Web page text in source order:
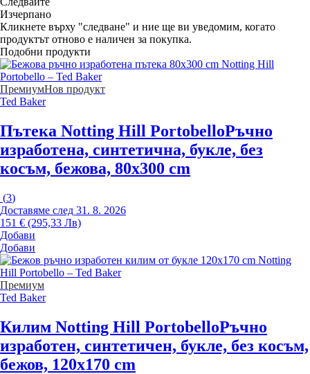
Изчерпанo
Кликнете върху "следване" и ние ще ви уведомим, когато
продуктът отново е наличен за покупка.
Подобни продукти
ПремиумНов продукт
Ted Baker
Пътека Notting Hill PortobelloРъчно
изработена, синтетична, букле, без
косъм, бежова, 80x300 cm
(3)
Доставяме след 31. 8. 2026
151 € (295,33 Лв)
Добави
Добави
Премиум
Ted Baker
Килим Notting Hill PortobelloРъчно
изработен, синтетичен, букле, без косъм,
бежов, 120x170 cm